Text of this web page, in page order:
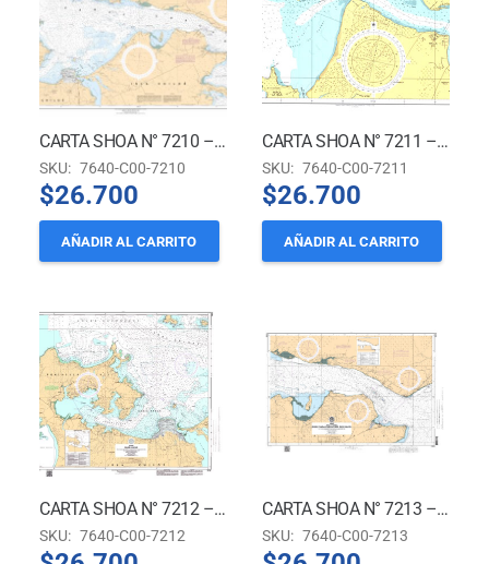
CARTA SHOA N° 7210 – CANAL CHACAO *
SKU: 7640-C00-7210
$26.700
AÑADIR AL CARRITO
CARTA SHOA N° 7211 – ACCESO A RÍO MAULLÍN – GOLFO CORONADOS
SKU: 7640-C00-7211
$26.700
AÑADIR AL CARRITO
CARTA SHOA N° 7212 – BAHÍA ANCUD *
SKU: 7640-C00-7212
CARTA SHOA N° 7213 – CANAL CHACAO – DESDE PUNTA LENQUI A PUNTA TRES CRUCES *
SKU: 7640-C00-7213